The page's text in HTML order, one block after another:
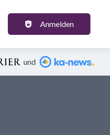
Anmelden
und